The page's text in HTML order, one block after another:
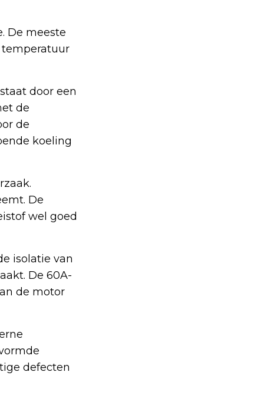
De meeste
door een
de
de
koeling
De
wel goed
isolatie van
De 60A-
de motor
defecten